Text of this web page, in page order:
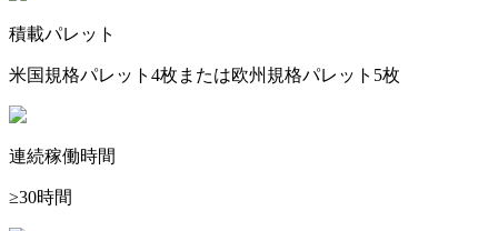
積載パレット
米国規格パレット4枚または欧州規格パレット5枚
連続稼働時間
≥30時間